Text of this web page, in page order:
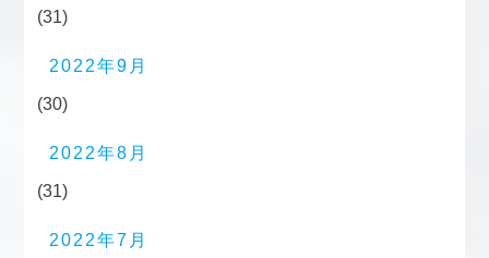
(31)
2022年9月
(30)
2022年8月
(31)
2022年7月